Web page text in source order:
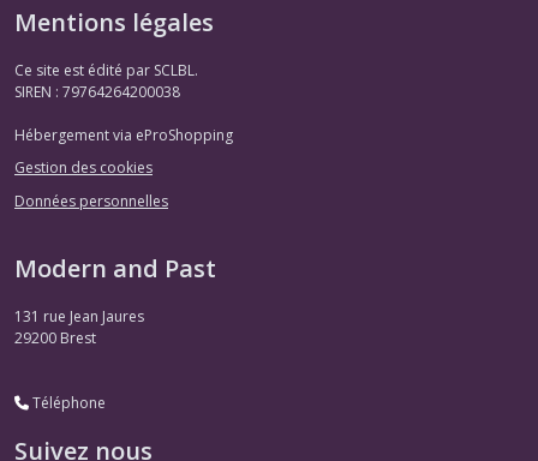
Mentions légales
Ce site est édité par SCLBL.
SIREN : 79764264200038
Hébergement via eProShopping
Gestion des cookies
Données personnelles
Modern and Past
131 rue Jean Jaures
29200 Brest
Téléphone
Suivez nous